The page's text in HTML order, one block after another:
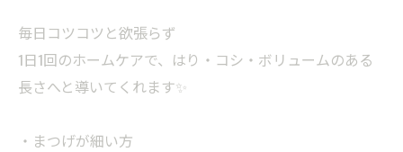
毎日コツコツと欲張らず
1日1回のホームケアで、はり・コシ・ボリュームのある
長さへと導いてくれます✨
・まつげが細い方